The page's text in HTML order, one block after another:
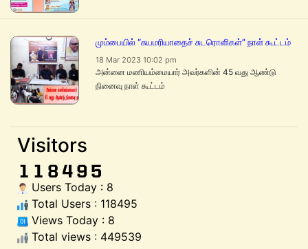
மும்பையில் “சுயமரியாதைச் சுடரொளிகள்” நாள் கூட்டம்
18 Mar 2023 10:02 pm
அன்னை மணியம்மையார் அவர்களின் 45 வது ஆண்டு
நினைவு நாள் கூட்டம்
Visitors
Users Today : 8
Total Users : 118495
Views Today : 8
Total views : 449539